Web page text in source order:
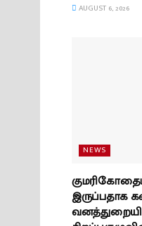
AUGUST 6, 2026
NEWS
இருப்பதாக